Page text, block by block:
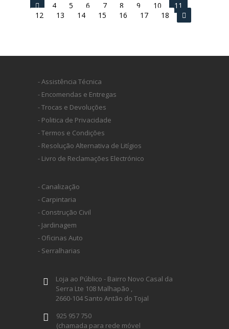
4 5 6 7 8 9 10
11
12
13 14 15 16 17 18
- Assistência Técnica
- Encomendas e Entregas
- Trocas e Devoluções
- Politica de Privacidade
- Termos e Condições
- Resolução Alternativa de Litígios
- Livro de Reclamações Electrónico
- Canalização
- Carpintaria
- Construção Civil
- Jardinagem
- Oficinas Auto
- Serralharias
Loja ao Público - Bairro Novo Casal da
Serra Lte 108 Malhapão ,
2660-104 Santo Antão do Tojal
925 957 750
(chamada para rede móvel